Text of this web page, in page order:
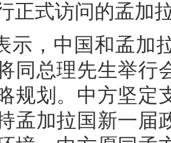
正式访问的孟加
示，中国和孟加
同总理先生举行
规划。中方坚定
孟加拉国新一届